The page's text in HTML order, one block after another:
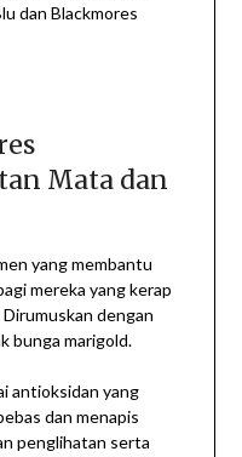
dan Blackmores
Mata dan
yang membantu
mereka yang kerap
dengan
bunga marigold.
antioksidan yang
dan menapis
penglihatan serta